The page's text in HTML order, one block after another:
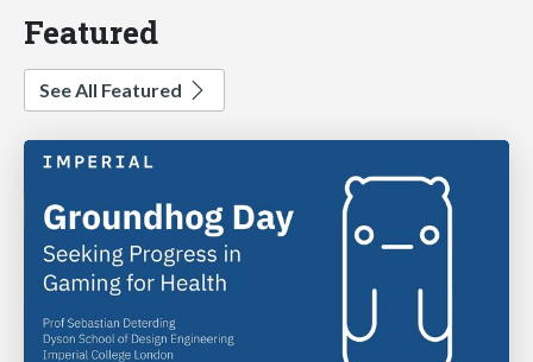
Featured
See All Featured